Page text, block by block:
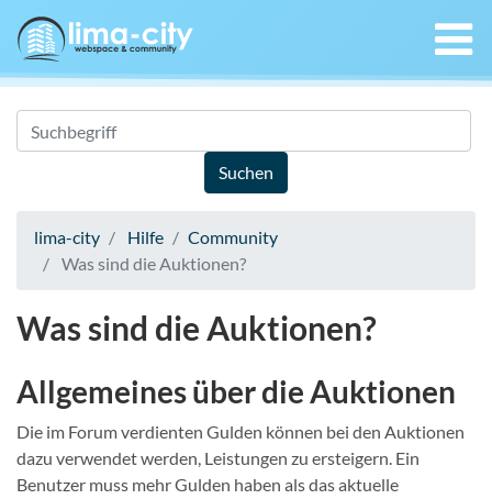
lima-city Hilfe
Community
Was sind die Auktionen?
Was sind die Auktionen?
Allgemeines über die Auktionen
Die im Forum verdienten Gulden können bei den Auktionen
dazu verwendet werden, Leistungen zu ersteigern. Ein
Benutzer muss mehr Gulden haben als das aktuelle